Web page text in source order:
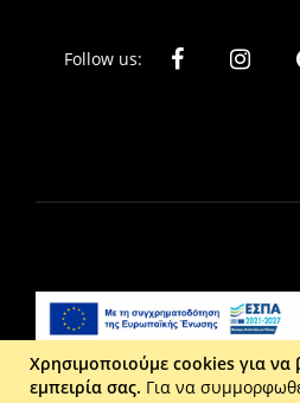
Follow us:
Χρησιμοποιούμε cookies για να
εμπειρία σας. Για να